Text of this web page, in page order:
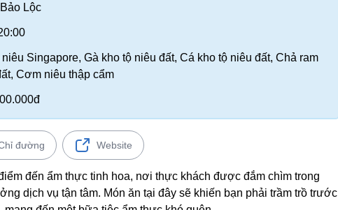
Lộc
Singapore, Gà kho tộ niêu đất, Cá kho tộ niêu đất, Chả ram
Cơm niêu thập cẩm
đường Website
đến ẩm thực tinh hoa, nơi thực khách được đắm chìm trong
dịch vụ tận tâm. Món ăn tại đây sẽ khiến bạn phải trầm trồ trước